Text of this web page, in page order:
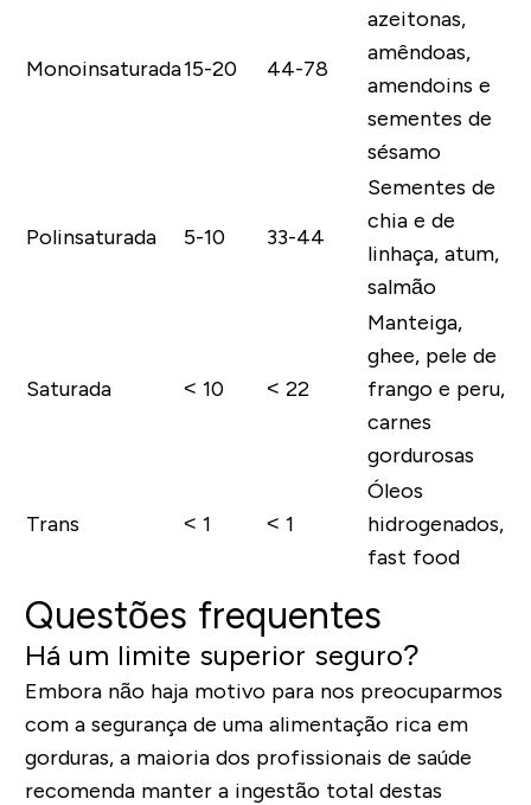
Monoinsaturada15-20 44-78
azeitonas,
amêndoas,
amendoins e
sementes de
sésamo
Polinsaturada 5-10 33-44
Sementes de
chia e de
linhaça, atum,
salmão
Saturada < 10 < 22
Manteiga,
ghee, pele de
frango e peru,
carnes
gordurosas
Trans < 1 < 1
Óleos
hidrogenados,
fast food
Questões frequentes
Há um limite superior seguro?
Embora não haja motivo para nos preocuparmos
com a segurança de uma alimentação rica em
gorduras, a maioria dos profissionais de saúde
recomenda manter a ingestão total destas